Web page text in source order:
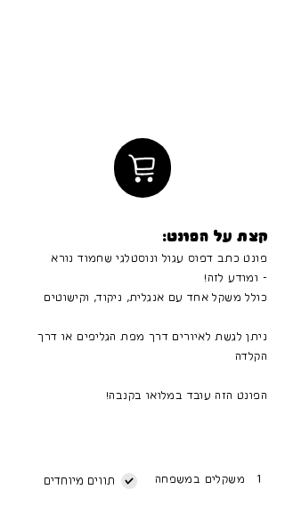
קצת על הפונט:
פונט כתב דפוס עגול ונוסטלגי שחמוד נורא
- ומודע לזה!
כולל משקל אחד עם אנגלית, ניקוד, וקישוטים
ניתן לגשת לאיורים דרך מפת הגליפים או דרך
הקלדה
הפונט הזה עובד במלואו בקנבה!
משקלים במשפחה תווים מיוחדים 1